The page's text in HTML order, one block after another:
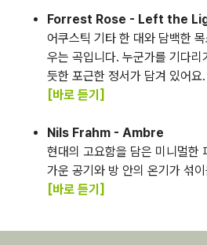
Forrest Rose - Left the
어쿠스틱 기타 한 대와 담백한
우는 곡입니다. 누군가를 기다
듯한 포근한 정서가 담겨 있어요.
[바로 듣기]
Nils Frahm - Ambre
현대의 고요함을 담은 미니멀한
가운 공기와 방 안의 온기가 섞
[바로 듣기]